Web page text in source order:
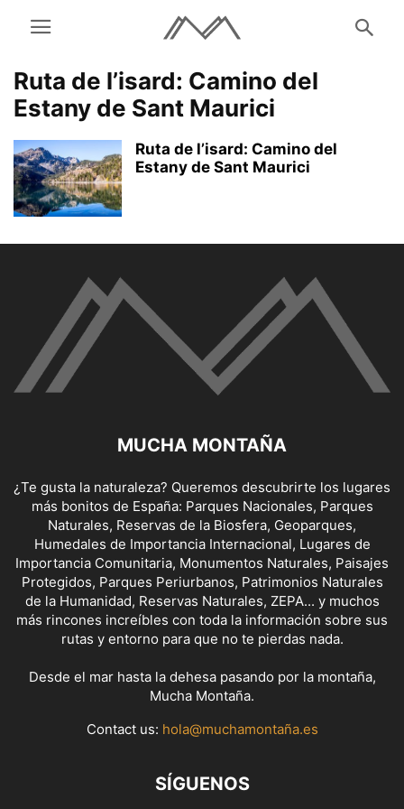
Ruta de l’isard: Camino del
Estany de Sant Maurici
Ruta de l’isard: Camino del
Estany de Sant Maurici
MUCHA MONTAÑA
¿Te gusta la naturaleza? Queremos descubrirte los lugares
más bonitos de España: Parques Nacionales, Parques
Naturales, Reservas de la Biosfera, Geoparques,
Humedales de Importancia Internacional, Lugares de
Importancia Comunitaria, Monumentos Naturales, Paisajes
Protegidos, Parques Periurbanos, Patrimonios Naturales
de la Humanidad, Reservas Naturales, ZEPA... y muchos
más rincones increíbles con toda la información sobre sus
rutas y entorno para que no te pierdas nada.
Desde el mar hasta la dehesa pasando por la montaña,
Mucha Montaña.
Contact us: hola@muchamontaña.es
SÍGUENOS